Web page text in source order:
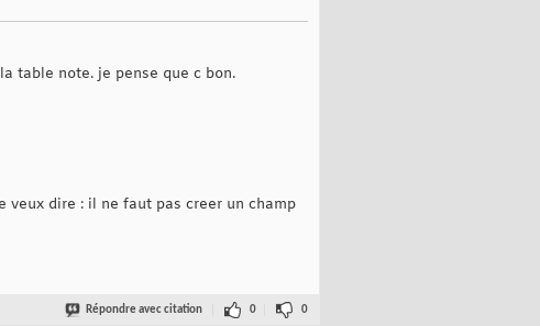
table note. je pense que c bon.
veux dire : il ne faut pas creer un champ
Répondre avec citation 0 0